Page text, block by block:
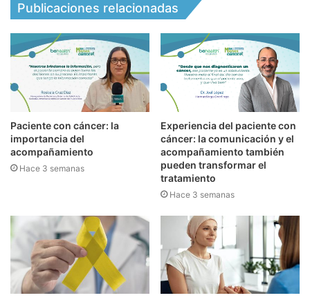
Publicaciones relacionadas
Paciente con cáncer: la
importancia del
acompañamiento
Hace 3 semanas
Experiencia del paciente con
cáncer: la comunicación y el
acompañamiento también
pueden transformar el
tratamiento
Hace 3 semanas